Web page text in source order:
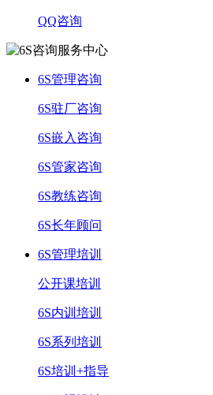
QQ咨询
6S管理咨询
6S驻厂咨询
6S嵌入咨询
6S管家咨询
6S教练咨询
6S长年顾问
6S管理培训
公开课培训
6S内训培训
6S系列培训
6S培训+指导